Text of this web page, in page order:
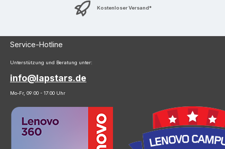
Kostenloser Versand*
Service-Hotline
Unterstützung und Beratung unter:
info@lapstars.de
Mo-Fr, 09:00 - 17:00 Uhr